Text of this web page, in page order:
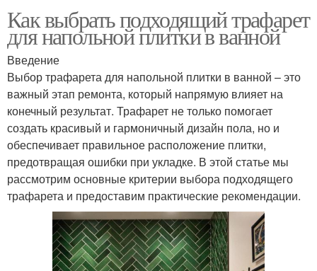
Как выбрать подходящий трафарет
для напольной плитки в ванной
Введение
Выбор трафарета для напольной плитки в ванной – это
важный этап ремонта, который напрямую влияет на
конечный результат. Трафарет не только помогает
создать красивый и гармоничный дизайн пола, но и
обеспечивает правильное расположение плитки,
предотвращая ошибки при укладке. В этой статье мы
рассмотрим основные критерии выбора подходящего
трафарета и предоставим практические рекомендации.